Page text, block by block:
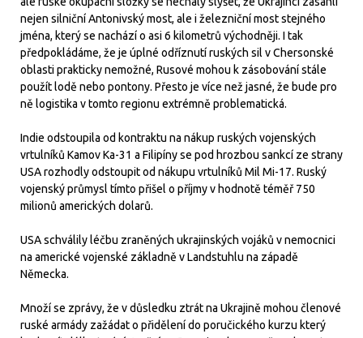
nejen silniční Antonivský most, ale i železniční most stejného
jména, který se nachází o asi 6 kilometrů východněji. I tak
předpokládáme, že je úplné odříznutí ruských sil v Chersonské
oblasti prakticky nemožné, Rusové mohou k zásobování stále
použít lodě nebo pontony. Přesto je více než jasné, že bude pro
ně logistika v tomto regionu extrémně problematická.
Indie odstoupila od kontraktu na nákup ruských vojenských
vrtulníků Kamov Ka-31 a Filipíny se pod hrozbou sankcí ze strany
USA rozhodly odstoupit od nákupu vrtulníků Mil Mi-17. Ruský
vojenský průmysl tímto přišel o příjmy v hodnotě téměř 750
milionů amerických dolarů.
USA schválily léčbu zraněných ukrajinských vojáků v nemocnici
na americké vojenské základně v Landstuhlu na západě
Německa.
Množí se zprávy, že v důsledku ztrát na Ukrajině mohou členové
ruské armády zažádat o přidělení do poručického kurzu který